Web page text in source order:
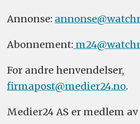
Annonse:
Abonnement:
For andre henvendelser,
firmapost@medier24.no.
Medier24 AS er medlem av